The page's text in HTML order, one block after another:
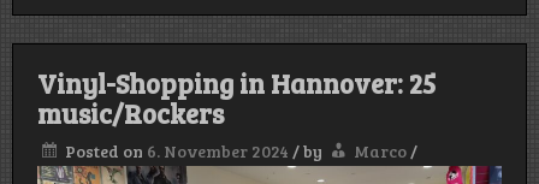
Groningen:
Vinyl-Shopping in Hannover: 25
music/Rockers
Posted on 6. November 2024 /by Marco /